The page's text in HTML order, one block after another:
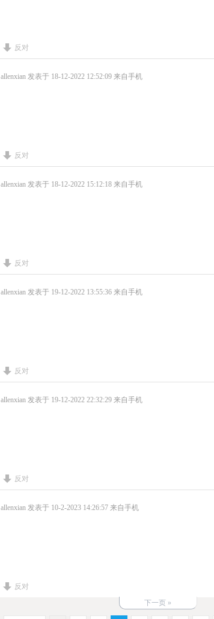
反对
allenxian 发表于 18-12-2022 12:52:09 来自手机
反对
allenxian 发表于 18-12-2022 15:12:18 来自手机
反对
allenxian 发表于 19-12-2022 13:55:36 来自手机
反对
allenxian 发表于 19-12-2022 22:32:29 来自手机
反对
allenxian 发表于 10-2-2023 14:26:57 来自手机
反对
下一页 »